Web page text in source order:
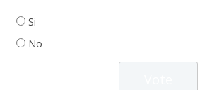
Si
No